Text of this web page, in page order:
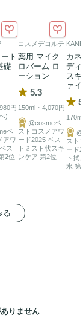
乾燥してゆらぎ
す。
部分用
。ほのかなロー
きないというわ
ト
礎
円
)
ベ
アワ
ス
2位
コスメデコルテ
薬用 マイク
ロバーム ロ
ーション
5.3
150ml・4,070円
@cosmeベ
ストコスメアワ
ード2025 ベス
トミスト状スキ
ンケア 第2位
カ
デ
ス
ァ
スト
ード
ト拭
水 第
る
りません